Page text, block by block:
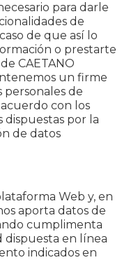
para darle
de
de que así lo
o prestarte
CAETANO
un firme
personales de
con los
dispuestas por la
de datos
Web y, en
aporta datos de
cumplimenta
en línea
indicados en